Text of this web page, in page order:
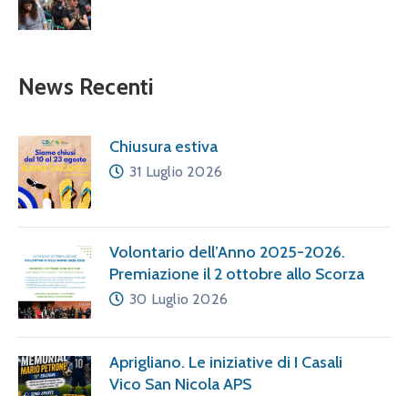
News Recenti
Chiusura estiva
31 Luglio 2026
Volontario dell’Anno 2025-2026.
Premiazione il 2 ottobre allo Scorza
30 Luglio 2026
Aprigliano. Le iniziative di I Casali
Vico San Nicola APS